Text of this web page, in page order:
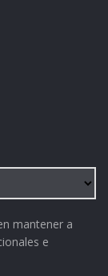
mantener a
e